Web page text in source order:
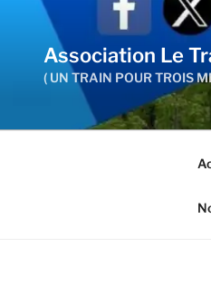
contenu
principal
Association Le
( UN TRAIN POUR TROIS